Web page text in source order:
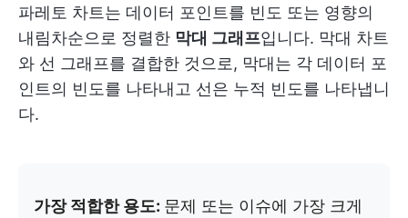
파레토 차트는 데이터 포인트를 빈도 또는 영향의
내림차순으로 정렬한 막대 그래프입니다. 막대 차트
와 선 그래프를 결합한 것으로, 막대는 각 데이터 포
인트의 빈도를 나타내고 선은 누적 빈도를 나타냅니
다.
가장 적합한 용도: 문제 또는 이슈에 가장 크게